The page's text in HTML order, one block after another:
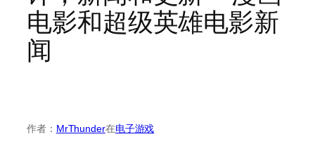
电影和超级英雄电影新
闻
作者： MrThunder在电子游戏